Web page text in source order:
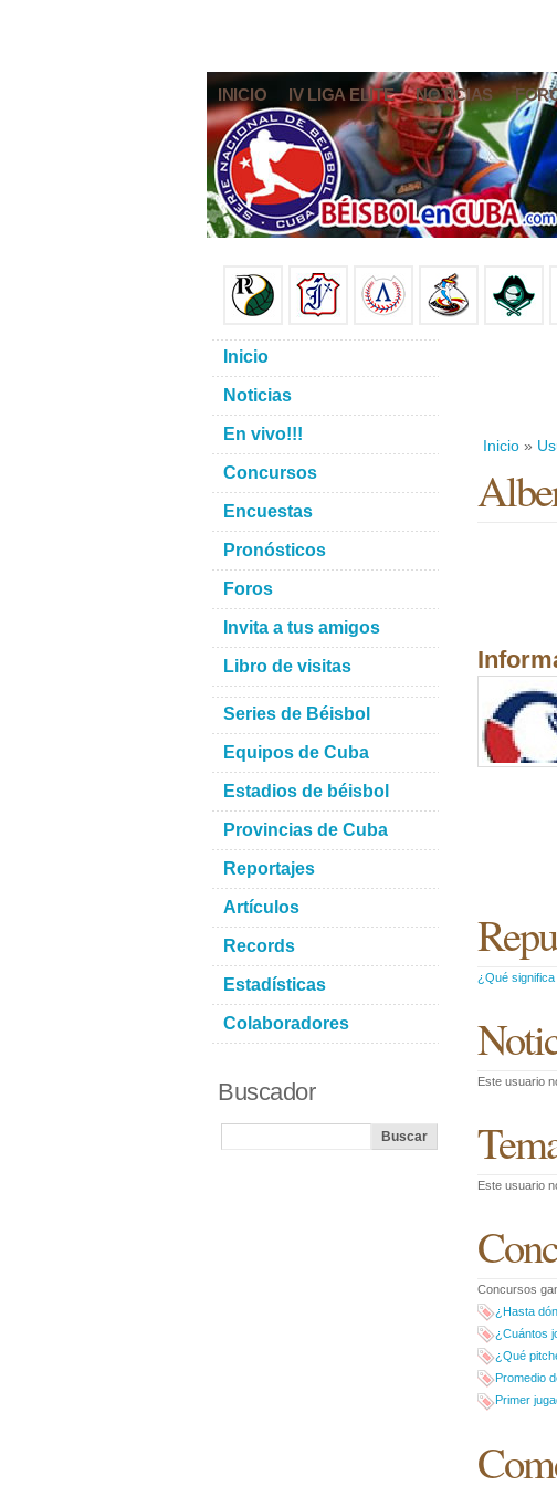
INICIO IV LIGA ELITE NOTICIAS
Inicio »
¿Qué
Este usuario
Este usuario
Concursos
¿Hasta
¿Cuántos
¿Qué
Promedio
Primer
Inicio
Noticias
En vivo!!!
Concursos
Encuestas
Pronósticos
Foros
Invita a tus amigos
Libro de visitas
Series de Béisbol
Equipos de Cuba
Estadios de béisbol
Provincias de Cuba
Reportajes
Artículos
Records
Estadísticas
Colaboradores
Buscador